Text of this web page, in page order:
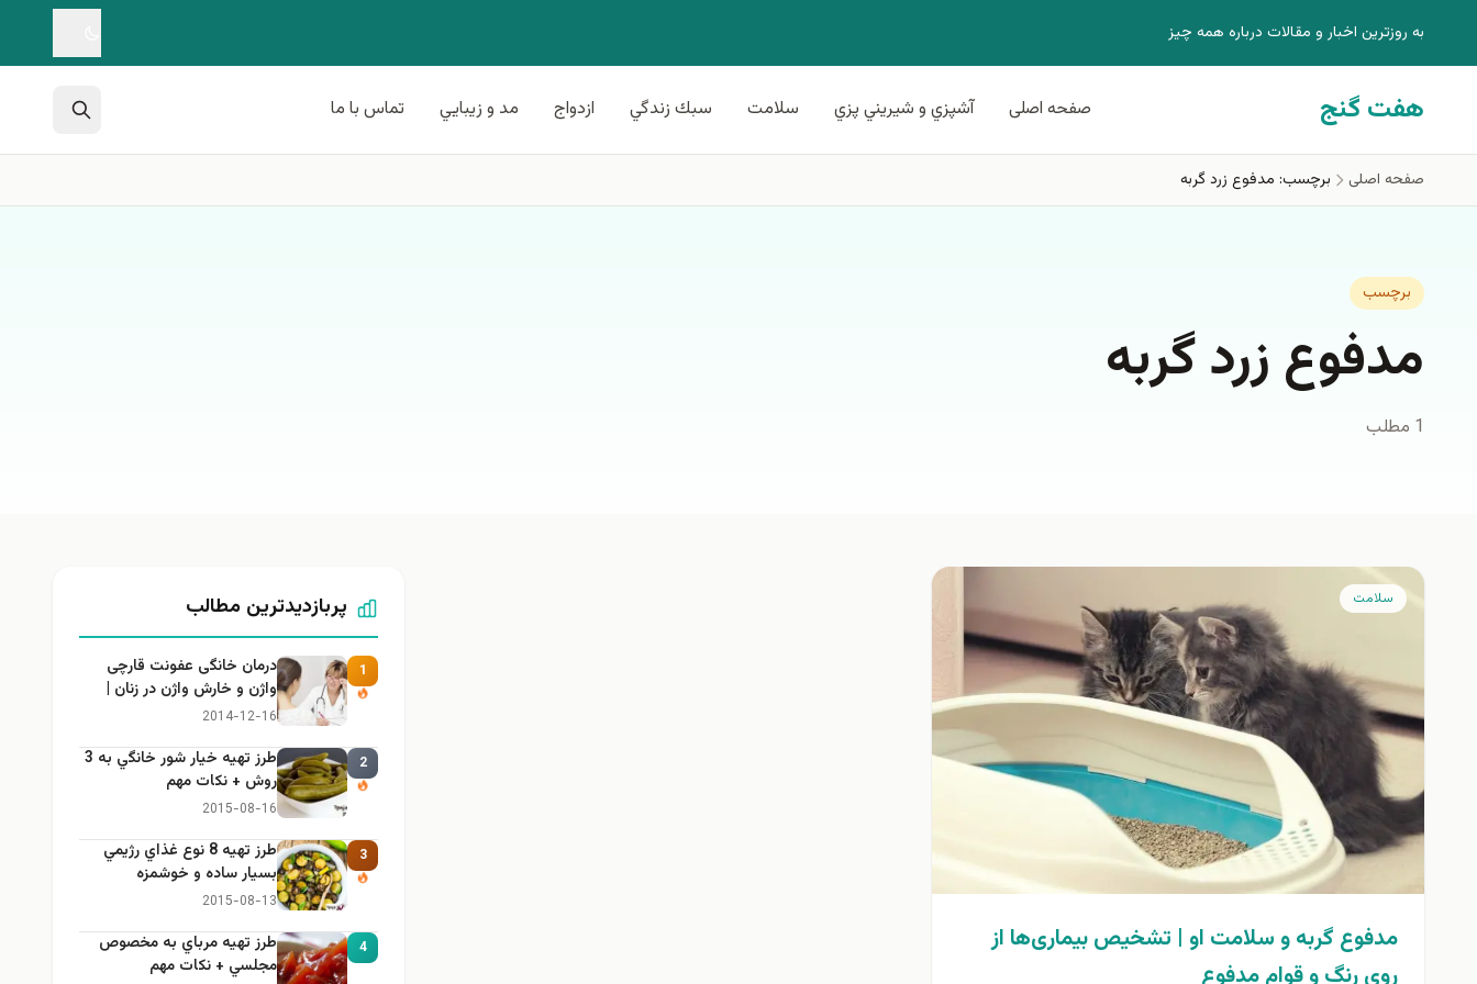
به روزترين اخبار و مقالات درباره همه چيز
هفت گنج صفحه اصلی آشپزي و شيريني پزي سلامت سبك زندگي ازدواج مد و زيبايي تماس با ما
صفحه اصلی برچسب: مدفوع زرد گربه
برچسب
مدفوع زرد گربه
1 مطلب
سلامت
مدفوع گربه و سلامت او | تشخیص بیماری‌ها از
روی رنگ و قوام مدفوع
پربازدیدترین مطالب
1
درمان خانگی عفونت قارچی
واژن و خارش واژن در زنان |
راهنمای کامل، ایمن و کاربردی
2014-12-16
2
طرز تهيه خیار شور خانگي به 3
روش + نكات مهم
2015-08-16
3
طرز تهيه 8 نوع غذاي رژيمي
بسيار ساده و خوشمزه
2015-08-13
4
طرز تهيه مرباي به مخصوص
مجلسي + نكات مهم